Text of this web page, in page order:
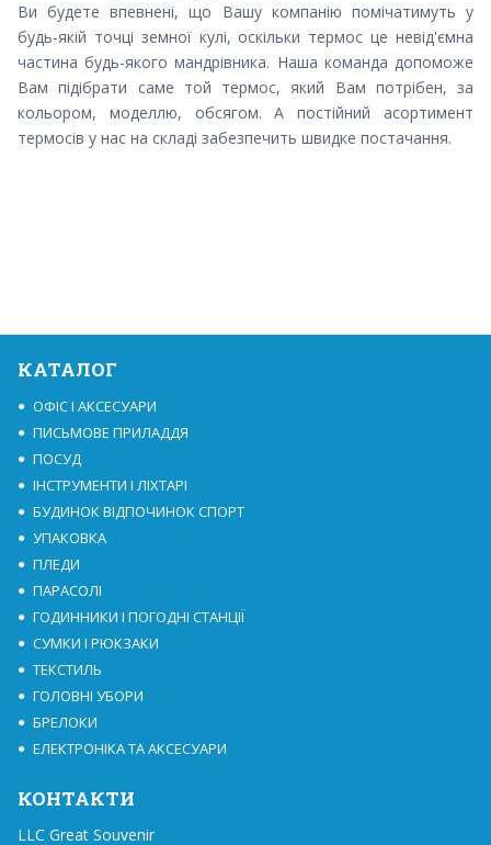
Ви будете впевнені, що Вашу компанію помічатимуть у
будь-якій точці земної кулі, оскільки термос це невід'ємна
частина будь-якого мандрівника. Наша команда допоможе
Вам підібрати саме той термос, який Вам потрібен, за
кольором, моделлю, обсягом. А постійний асортимент
термосів у нас на складі забезпечить швидке постачання.
КАТАЛОГ
ОФІС І АКСЕСУАРИ
ПИСЬМОВЕ ПРИЛАДДЯ
ПОСУД
ІНСТРУМЕНТИ І ЛІХТАРІ
БУДИНОК ВІДПОЧИНОК СПОРТ
УПАКОВКА
ПЛЕДИ
ПАРАСОЛІ
ГОДИННИКИ І ПОГОДНІ СТАНЦІЇ
СУМКИ І РЮКЗАКИ
ТЕКСТИЛЬ
ГОЛОВНІ УБОРИ
БРЕЛОКИ
ЕЛЕКТРОНІКА ТА АКСЕСУАРИ
КОНТАКТИ
LLC Great Souvenir